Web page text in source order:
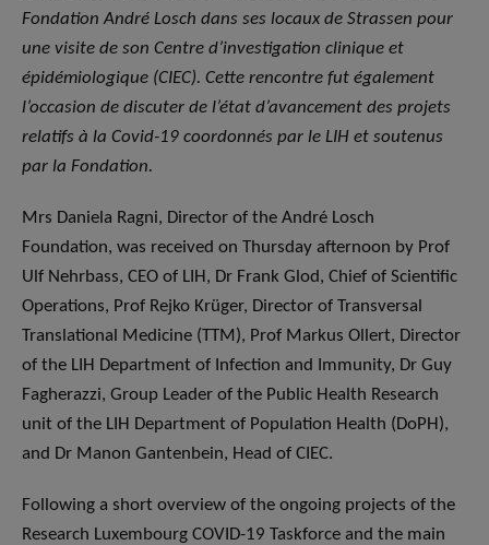
Fondation André Losch dans ses locaux de Strassen pour
une visite de son Centre d’investigation clinique et
épidémiologique (CIEC). Cette rencontre fut également
l’occasion de discuter de l’état d’avancement des projets
relatifs à la Covid-19 coordonnés par le LIH et soutenus
par la Fondation.
Mrs Daniela Ragni, Director of the André Losch
Foundation, was received on Thursday afternoon by Prof
Ulf Nehrbass, CEO of LIH, Dr Frank Glod, Chief of Scientific
Operations, Prof Rejko Krüger, Director of Transversal
Translational Medicine (TTM), Prof Markus Ollert, Director
of the LIH Department of Infection and Immunity, Dr Guy
Fagherazzi, Group Leader of the Public Health Research
unit of the LIH Department of Population Health (DoPH),
and Dr Manon Gantenbein, Head of CIEC.
Following a short overview of the ongoing projects of the
Research Luxembourg COVID-19 Taskforce and the main